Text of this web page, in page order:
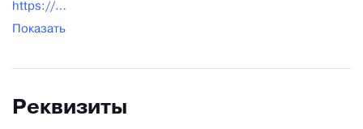
https://samosval76.ru/
Показать
Реквизиты